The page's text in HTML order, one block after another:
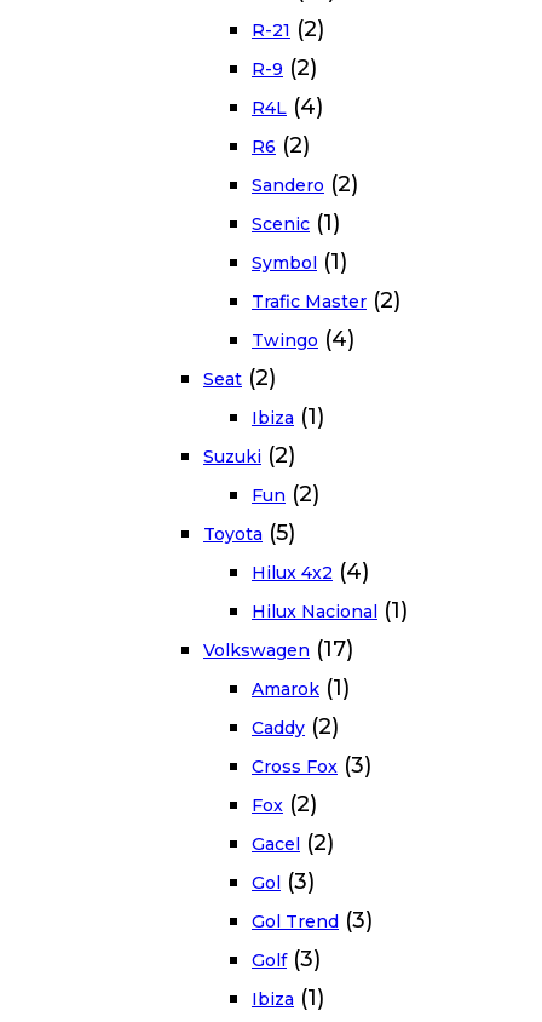
R-21 (2)
R-9 (2)
R4L (4)
R6 (2)
Sandero (2)
Scenic (1)
Symbol (1)
Trafic Master (2)
Twingo (4)
Seat (2)
Ibiza (1)
Suzuki (2)
Fun (2)
Toyota (5)
Hilux 4x2 (4)
Hilux Nacional (1)
Volkswagen (17)
Amarok (1)
Caddy (2)
Cross Fox (3)
Fox (2)
Gacel (2)
Gol (3)
Gol Trend (3)
Golf (3)
Ibiza (1)